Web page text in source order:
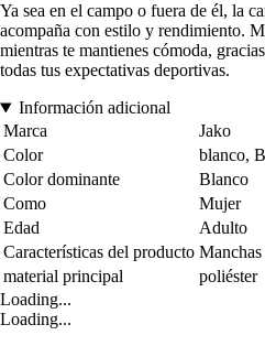
Ya sea en el campo o fuera de él, la
acompaña con estilo y rendimiento.
mientras te mantienes cómoda,
todas tus expectativas deportivas.
Información adicional
Marca
Jako
Color
blanco,
Color dominante
Blanco
Como
Mujer
Edad
Adulto
Características del producto Manchas
material principal
poliéster
Loading...
Loading...